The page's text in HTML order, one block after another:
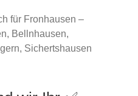
für Fronhausen –
Bellnhausen,
Sichertshausen